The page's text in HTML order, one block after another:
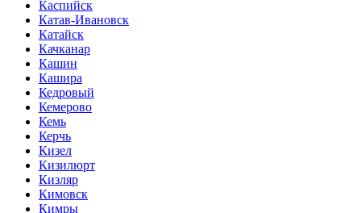
Каспийск
Катав-Ивановск
Катайск
Качканар
Кашин
Кашира
Кедровый
Кемерово
Кемь
Керчь
Кизел
Кизилюрт
Кизляр
Кимовск
Кимры